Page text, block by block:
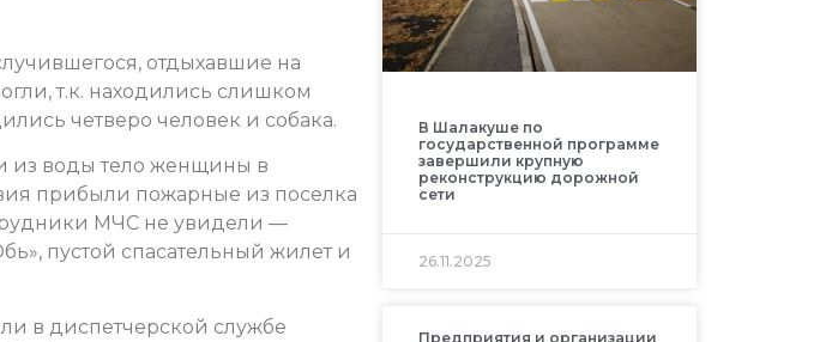
отдыхавшие на
т.к. находились слишком
четверо человек и собака.
из воды тело женщины в
прибыли пожарные из поселка
МЧС не увидели —
пустой спасательный жилет и
в диспетчерской службе
В Шалакуше по
государственной программе
завершили крупную
реконструкцию дорожной
сети
26.11.2025
Предприятия и организации